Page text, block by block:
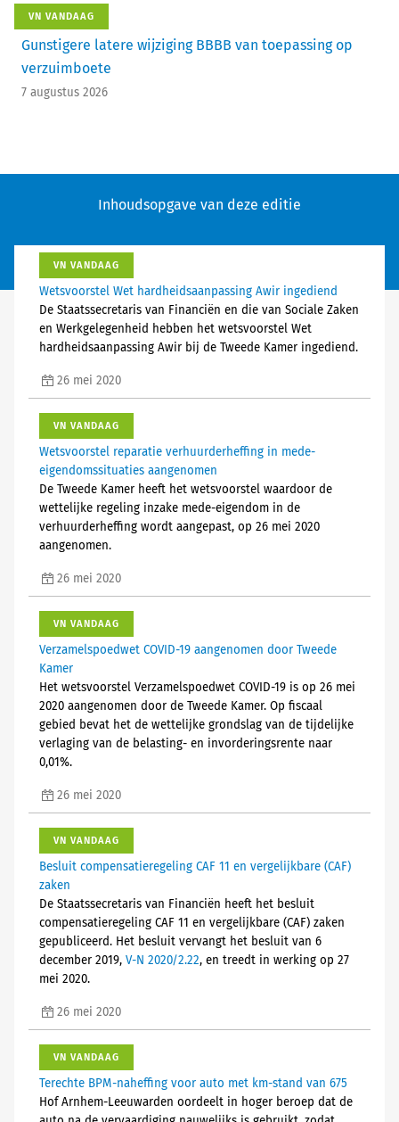
VN VANDAAG
Gunstigere latere wijziging BBBB van toepassing op
verzuimboete
7 augustus 2026
Inhoudsopgave van deze editie
VN VANDAAG
Wetsvoorstel Wet hardheidsaanpassing Awir ingediend
De Staatssecretaris van Financiën en die van Sociale Zaken
en Werkgelegenheid hebben het wetsvoorstel Wet
hardheidsaanpassing Awir bij de Tweede Kamer ingediend.
26 mei 2020
VN VANDAAG
Wetsvoorstel reparatie verhuurderheffing in mede-
eigendomssituaties aangenomen
De Tweede Kamer heeft het wetsvoorstel waardoor de
wettelijke regeling inzake mede-eigendom in de
verhuurderheffing wordt aangepast, op 26 mei 2020
aangenomen.
26 mei 2020
VN VANDAAG
Verzamelspoedwet COVID-19 aangenomen door Tweede
Kamer
Het wetsvoorstel Verzamelspoedwet COVID-19 is op 26 mei
2020 aangenomen door de Tweede Kamer. Op fiscaal
gebied bevat het de wettelijke grondslag van de tijdelijke
verlaging van de belasting- en invorderingsrente naar
0,01%.
26 mei 2020
VN VANDAAG
Besluit compensatieregeling CAF 11 en vergelijkbare (CAF)
zaken
De Staatssecretaris van Financiën heeft het besluit
compensatieregeling CAF 11 en vergelijkbare (CAF) zaken
gepubliceerd. Het besluit vervangt het besluit van 6
december 2019, V-N 2020/2.22, en treedt in werking op 27
mei 2020.
26 mei 2020
VN VANDAAG
Terechte BPM-naheffing voor auto met km-stand van 675
Hof Arnhem-Leeuwarden oordeelt in hoger beroep dat de